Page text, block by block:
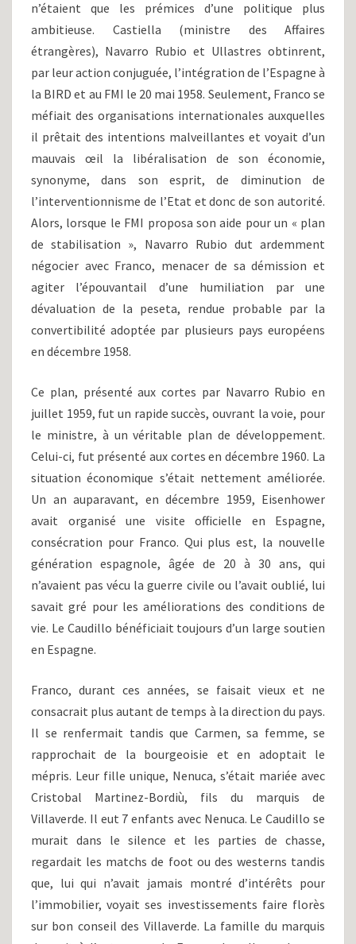
n’étaient que les prémices d’une politique plus
ambitieuse. Castiella (ministre des Affaires
étrangères), Navarro Rubio et Ullastres obtinrent,
par leur action conjuguée, l’intégration de l’Espagne à
la BIRD et au FMI le 20 mai 1958. Seulement, Franco se
méfiait des organisations internationales auxquelles
il prêtait des intentions malveillantes et voyait d’un
mauvais œil la libéralisation de son économie,
synonyme, dans son esprit, de diminution de
l’interventionnisme de l’Etat et donc de son autorité.
Alors, lorsque le FMI proposa son aide pour un « plan
de stabilisation », Navarro Rubio dut ardemment
négocier avec Franco, menacer de sa démission et
agiter l’épouvantail d’une humiliation par une
dévaluation de la peseta, rendue probable par la
convertibilité adoptée par plusieurs pays européens
en décembre 1958.
Ce plan, présenté aux cortes par Navarro Rubio en
juillet 1959, fut un rapide succès, ouvrant la voie, pour
le ministre, à un véritable plan de développement.
Celui-ci, fut présenté aux cortes en décembre 1960. La
situation économique s’était nettement améliorée.
Un an auparavant, en décembre 1959, Eisenhower
avait organisé une visite officielle en Espagne,
consécration pour Franco. Qui plus est, la nouvelle
génération espagnole, âgée de 20 à 30 ans, qui
n’avaient pas vécu la guerre civile ou l’avait oublié, lui
savait gré pour les améliorations des conditions de
vie. Le Caudillo bénéficiait toujours d’un large soutien
en Espagne.
Franco, durant ces années, se faisait vieux et ne
consacrait plus autant de temps à la direction du pays.
Il se renfermait tandis que Carmen, sa femme, se
rapprochait de la bourgeoisie et en adoptait le
mépris. Leur fille unique, Nenuca, s’était mariée avec
Cristobal Martinez-Bordiù, fils du marquis de
Villaverde. Il eut 7 enfants avec Nenuca. Le Caudillo se
murait dans le silence et les parties de chasse,
regardait les matchs de foot ou des westerns tandis
que, lui qui n’avait jamais montré d’intérêts pour
l’immobilier, voyait ses investissements faire florès
sur bon conseil des Villaverde. La famille du marquis